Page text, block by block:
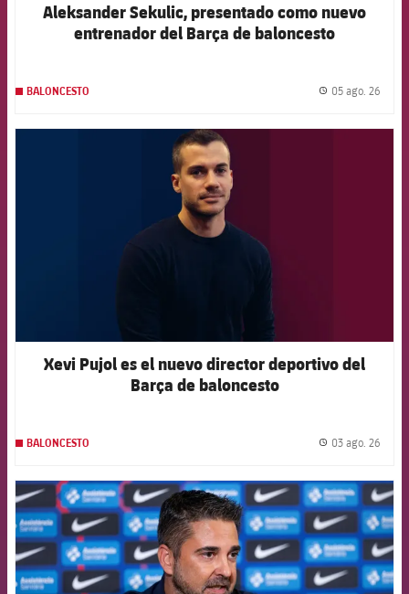
Aleksander Sekulic, presentado como nuevo
entrenador del Barça de baloncesto
BALONCESTO 05 ago. 26
FCB Barcelona badge
Xevi Pujol es el nuevo director deportivo del
Barça de baloncesto
BALONCESTO 03 ago. 26
FCB Barcelona badge